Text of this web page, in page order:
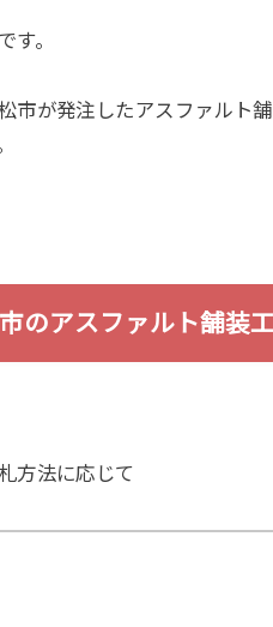
す。
市が発注したアスファルト
のアスファルト舗装
方法に応じて